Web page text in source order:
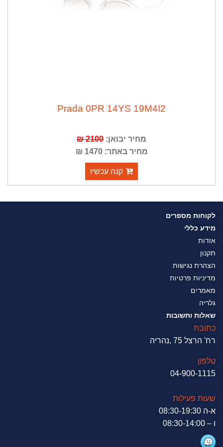
Prada 0PR 14YS 19M4I2
מחיר יבואן:2100 ₪
מחיר באתר: 1470 ₪
קנה עכשיו
לקוחות מספרים
מידע כללי
אודות
תקנון
הצהרת נגישות
מדיניות פרטיות
מאמרים
גלריה
שאלות ותשובות
כתובת
רח' הרצל 75 ,נהריה
טלפון
04-900-1115
שעות פעילות
א-ה 08:30-19:30
ו – 08:30-14:00